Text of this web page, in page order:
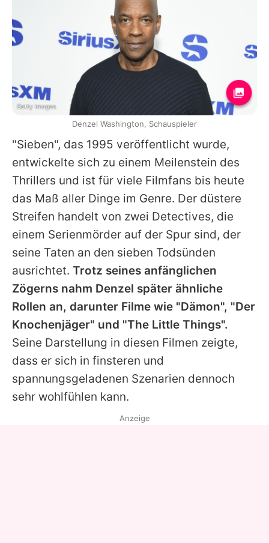
"Sieben", das 1995 veröffentlicht wurde,
entwickelte sich zu einem Meilenstein des
Thrillers und ist für viele Filmfans bis heute
das Maß aller Dinge im Genre. Der düstere
Streifen handelt von zwei Detectives, die
einem Serienmörder auf der Spur sind, der
seine Taten an den sieben Todsünden
ausrichtet. Trotz seines anfänglichen
Zögerns nahm Denzel später ähnliche
Rollen an, darunter Filme wie "Dämon", "Der
Knochenjäger" und "The Little Things".
Seine Darstellung in diesen Filmen zeigte,
dass er sich in finsteren und
spannungsgeladenen Szenarien dennoch
sehr wohlfühlen kann.
Getty Images
Denzel Washington, Schauspieler
Anzeige